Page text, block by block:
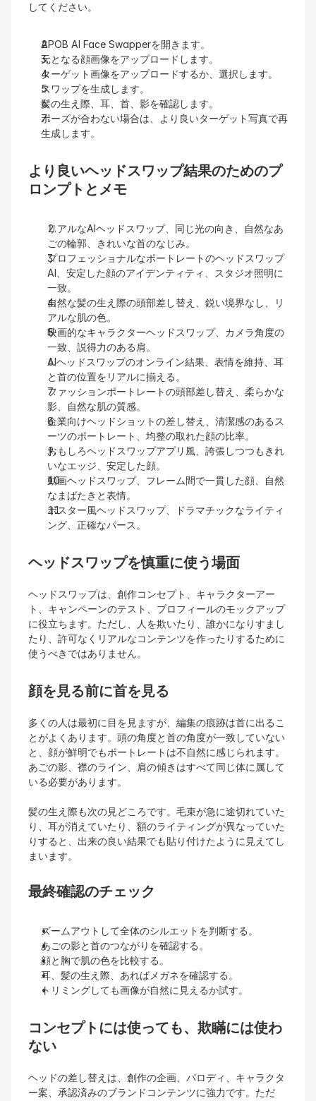
してください。
APOB AI Face Swapperを開きます。
元となる顔画像をアップロードします。
ターゲット画像をアップロードするか、選択します。
スワップを生成します。
髪の生え際、耳、首、影を確認します。
ポーズが合わない場合は、より良いターゲット写真で再
生成します。
より良いヘッドスワップ結果のためのプ
ロンプトとメモ
リアルなAIヘッドスワップ、同じ光の向き、自然なあ
ごの輪郭、きれいな首のなじみ。
プロフェッショナルなポートレートのヘッドスワップ
AI、安定した顔のアイデンティティ、スタジオ照明に
一致。
自然な髪の生え際の頭部差し替え、鋭い境界なし、リ
アルな肌の色。
映画的なキャラクターヘッドスワップ、カメラ角度の
一致、説得力のある肩。
AIヘッドスワップのオンライン結果、表情を維持、耳
と首の位置をリアルに揃える。
ファッションポートレートの頭部差し替え、柔らかな
影、自然な肌の質感。
企業向けヘッドショットの差し替え、清潔感のあるス
ーツのポートレート、均整の取れた顔の比率。
おもしろヘッドスワップアプリ風、誇張しつつもきれ
いなエッジ、安定した顔。
動画ヘッドスワップ、フレーム間で一貫した顔、自然
なまばたきと表情。
ポスター風ヘッドスワップ、ドラマチックなライティ
ング、正確なパース。
ヘッドスワップを慎重に使う場面
ヘッドスワップは、創作コンセプト、キャラクターアー
ト、キャンペーンのテスト、プロフィールのモックアップ
に役立ちます。ただし、人を欺いたり、誰かになりすまし
たり、許可なくリアルなコンテンツを作ったりするために
使うべきではありません。
顔を見る前に首を見る
多くの人は最初に目を見ますが、編集の痕跡は首に出るこ
とがよくあります。頭の角度と首の角度が一致していない
と、顔が鮮明でもポートレートは不自然に感じられます。
あごの影、襟のライン、肩の傾きはすべて同じ体に属して
いる必要があります。
髪の生え際も次の見どころです。毛束が急に途切れていた
り、耳が消えていたり、額のライティングが異なっていた
りすると、出来の良い結果でも貼り付けたように見えてし
まいます。
最終確認のチェック
ズームアウトして全体のシルエットを判断する。
あごの影と首のつながりを確認する。
顔と胸で肌の色を比較する。
耳、髪の生え際、あればメガネを確認する。
トリミングしても画像が自然に見えるか試す。
コンセプトには使っても、欺瞞には使わ
ない
ヘッドの差し替えは、創作の企画、パロディ、キャラクタ
ー案、承認済みのブランドコンテンツに強力です。ただ